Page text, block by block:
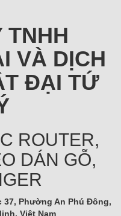
TNHH
VÀ DỊCH
ĐẠI TỨ
ROUTER,
DÁN GỖ,
Phường An Phú Đông,
Việt Nam